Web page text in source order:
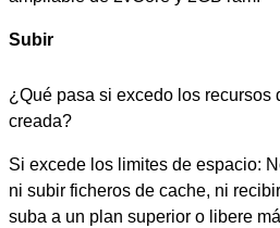
Subir
¿Qué pasa si excedo los recursos
creada?
Si excede los limites de espacio:
ni subir ficheros de cache, ni
suba a un plan superior o libere